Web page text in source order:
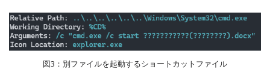
図3：別ファイルを起動するショートカットファイル